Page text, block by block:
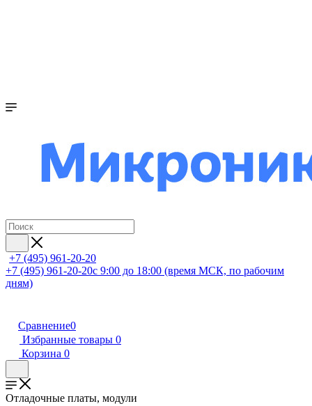
+7 (495) 961-20-20
+7 (495) 961-20-20с 9:00 до 18:00 (время МСК, по рабочим
дням)
Сравнение0
Избранные товары 0
Корзина 0
Отладочные платы, модули